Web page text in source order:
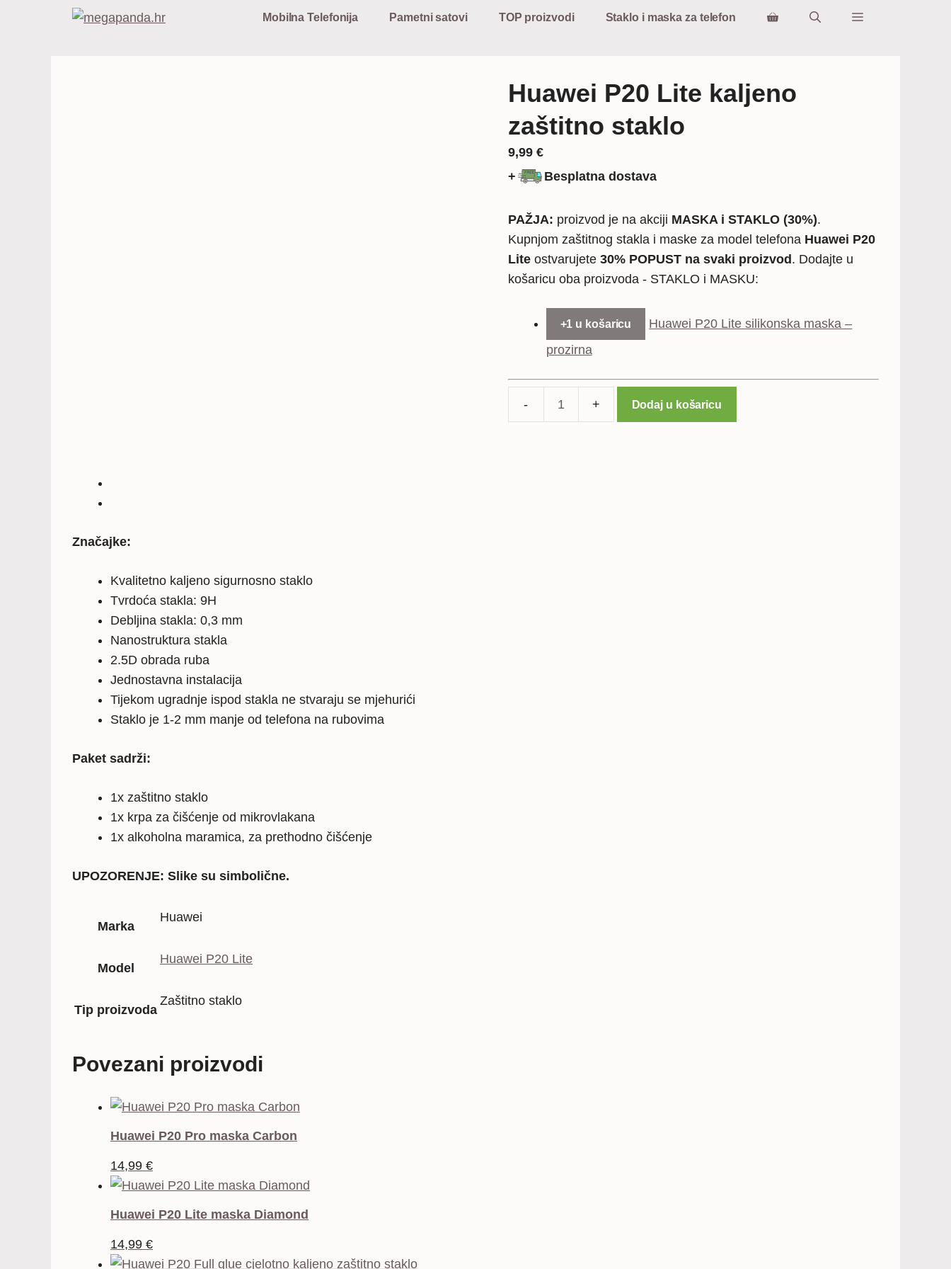
Mobilna Telefonija Pametni satovi TOP proizvodi Staklo i maska za telefon
Huawei P20 Lite kaljeno
zaštitno staklo
9,99 €
+
Besplatna dostava
PAŽJA: proizvod je na akciji MASKA i STAKLO (30%).
Kupnjom zaštitnog stakla i maske za model telefona Huawei P20
Liteostvarujete 30% POPUST na svaki proizvod . Dodajte u
košaricu oba proizvoda - STAKLO i MASKU:
+1 u košaricu
Huawei P20 Lite silikonska maska –
prozirna
Dodaj u košaricu
Značajke:
Kvalitetno kaljeno sigurnosno staklo
Tvrdoća stakla: 9H
Debljina stakla: 0,3 mm
Nanostruktura stakla
2.5D obrada ruba
Jednostavna instalacija
Tijekom ugradnje ispod stakla ne stvaraju se mjehurići
Staklo je 1-2 mm manje od telefona na rubovima
Paket sadrži:
1x zaštitno staklo
1x krpa za čišćenje od mikrovlakana
1x alkoholna maramica, za prethodno čišćenje
UPOZORENJE: Slike su simbolične.
Marka
Huawei
Model
Huawei P20 Lite
Tip proizvoda
Zaštitno staklo
Povezani proizvodi
Huawei P20 Pro maska Carbon
14,99 €
Huawei P20 Lite maska Diamond
14,99 €